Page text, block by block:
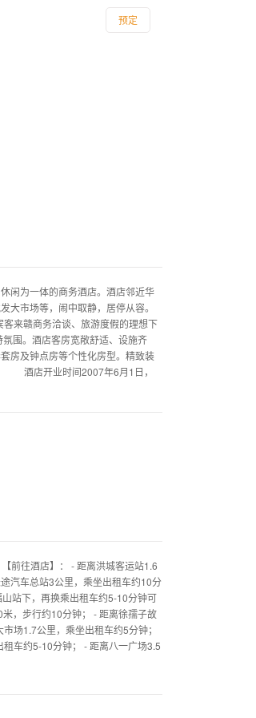
预定
闲为一体的商务酒店。酒店邻近华
大市场等，闹中取静，居停从容。
来赣商务洽谈、旅游度假的理想下
围。酒店客房宽敞舒适、设施齐
房及钟点房等个性化房型。精致装
酒店开业时间2007年6月1日，
前往酒店】： - 距离洪城客运站1.6
汽车总站3公里，乘坐出租车约10分
站下，再换乘出租车约5-10分钟可
，步行约10分钟； - 距离徐孺子故
场1.7公里，乘坐出租车约5分钟；
车约5-10分钟； - 距离八一广场3.5